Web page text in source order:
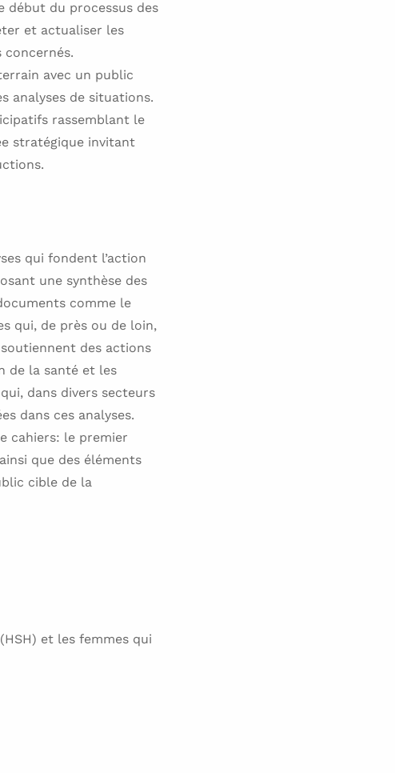
début du processus des
et actualiser les
concernés.
avec un public
analyses de situations.
rassemblant le
stratégique invitant
qui fondent l’action
une synthèse des
comme le
qui, de près ou de loin,
des actions
de la santé et les
dans divers secteurs
dans ces analyses.
cahiers: le premier
que des éléments
cible de la
et les femmes qui